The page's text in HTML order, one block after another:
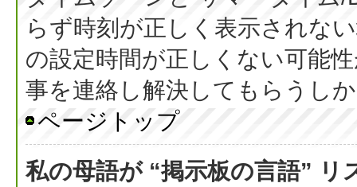
らず時刻が正しく表示されな
の設定時間が正しくない可能
事を連絡し解決してもらうし
ページトップ
私の母語が “掲示板の言語” リ